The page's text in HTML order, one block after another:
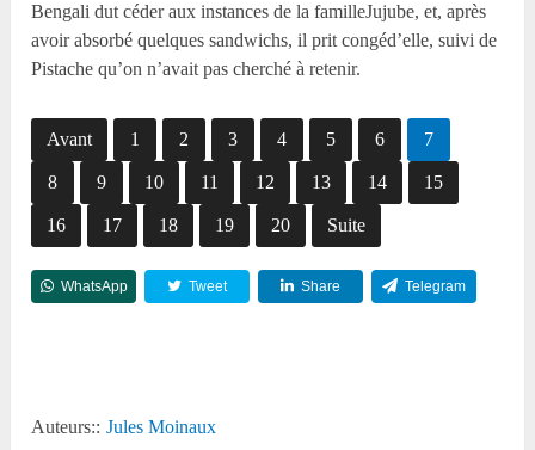
Bengali dut céder aux instances de la familleJujube, et, après
avoir absorbé quelques sandwichs, il prit congéd’elle, suivi de
Pistache qu’on n’avait pas cherché à retenir.
Avant 1 2 3 4 5 6 7
8 9 10 11 12 13 14 15
16 17 18 19 20 Suite
WhatsApp Tweet Share Telegram
Auteurs:: Jules Moinaux